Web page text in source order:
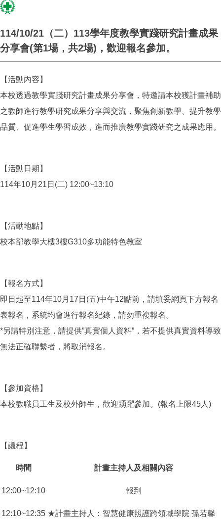
114/10/21（二）113學年度教學實踐研究計畫成果
分享會(第1場，共2場)，歡迎報名參加。
【活動內容】
本校透過教學實踐研究計畫成果分享會，特邀請本校獲計畫補助
之教師進行教學研究成果分享與交流，聚焦創新教學、提升教學
品質、促進學生學習成效，進而推廣教學實踐研究之成果應用。
【活動日期】
114年10月21日(二) 12:00~13:10
【活動地點】
校本部教學大樓3樓G310多功能特色教室
【報名方式】
即日起至114年10月17日(五)中午12點前，請填妥網頁下方報名
表報名，系統均會進行報名紀錄，請勿重複報名。
*另請特別注意，請提供”真實個人資料”，若不提供真實資料導致
無法正確聯繫者，將取消報名。
【參加資格】
本校教職員工生及校外師生，歡迎踴躍參加。(報名上限45人)
【議程】
時間 計畫主持人及相關內容
12:00~12:10 報到
12:10~12:35 ★計畫主持人：智慧健康照護跨領域學院 孫若馨